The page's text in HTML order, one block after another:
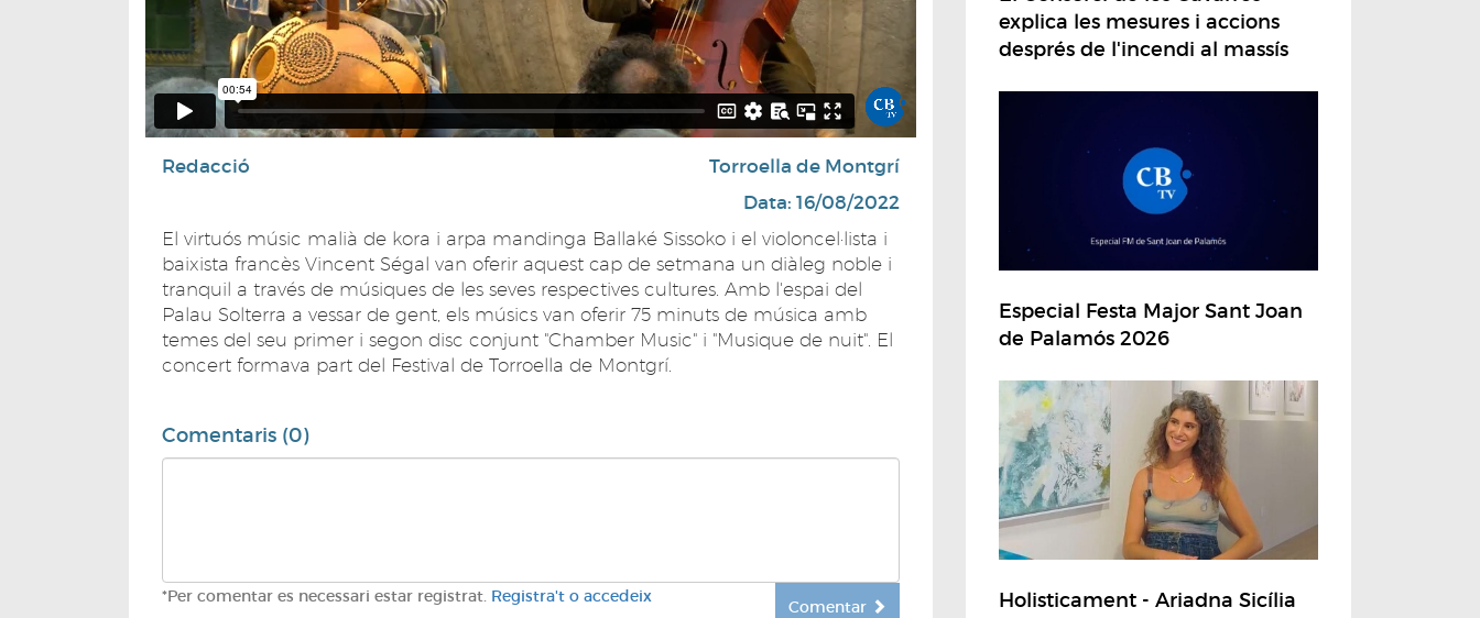
Redacció
Torroella de Montgrí
Data: 16/08/2022
El virtuós músic malià de kora i arpa mandinga Ballaké Sissoko i el violoncel·lista i
baixista francès Vincent Ségal van oferir aquest cap de setmana un diàleg noble i
tranquil a través de músiques de les seves respectives cultures. Amb l'espai del
Palau Solterra a vessar de gent, els músics van oferir 75 minuts de música amb
temes del seu primer i segon disc conjunt "Chamber Music" i "Musique de nuit". El
concert formava part del Festival de Torroella de Montgrí.
Comentaris (0)
*Per comentar es necessari estar registrat. Registra't o accedeix
Comentar
explica les mesures i accions
després de l'incendi al massís
Especial Festa Major Sant Joan
de Palamós 2026
Holisticament - Ariadna Sicília